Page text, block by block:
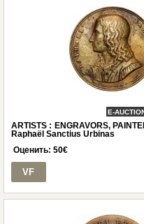
E-
ARTISTS : ENGRAVORS,
Raphaël Sanctius Urbinas
Оценить: 50€
VF